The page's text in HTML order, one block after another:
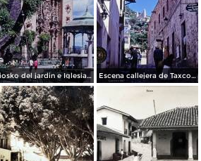
Kiosko del jardin e Iglesia de Taxco, Guerrero 1967. Escena callejera de Taxco, Guerrero 1967.